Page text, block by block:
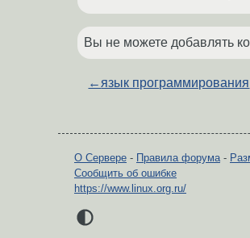
Вы не можете добавлять
← язык программирования
О Сервере - Правила форума -
Сообщить об ошибке
https://www.linux.org.ru/